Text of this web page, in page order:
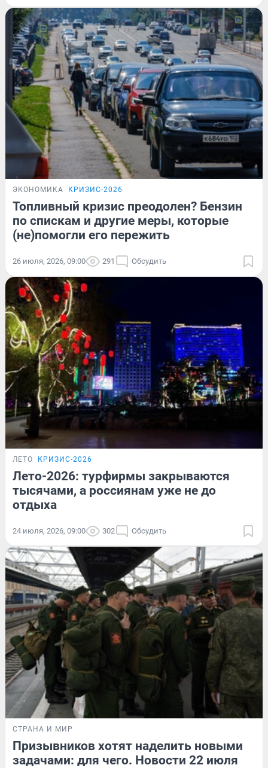
ЭКОНОМИКА КРИЗИС-2026
Топливный кризис преодолен? Бензин
по спискам и другие меры, которые
(не)помогли его пережить
26 июля, 2026, 09:00 291 Обсудить
ЛЕТО КРИЗИС-2026
Лето-2026: турфирмы закрываются
тысячами, а россиянам уже не до
отдыха
24 июля, 2026, 09:00 302 Обсудить
СТРАНА И МИР
Призывников хотят наделить новыми
задачами: для чего. Новости 22 июля